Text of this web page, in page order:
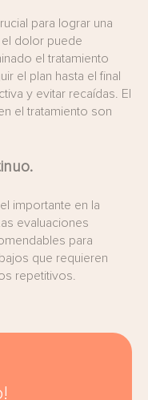
para lograr una
dolor puede
el tratamiento
el plan hasta el final
y evitar recaídas. El
el tratamiento son
importante en la
evaluaciones
para
que requieren
repetitivos.